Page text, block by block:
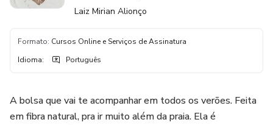
Laiz Mirian Alionço
Formato: Cursos Online e Serviços de Assinatura
Idioma: Português
A bolsa que vai te acompanhar em todos os verões. Feita
em fibra natural, pra ir muito além da praia. Ela é